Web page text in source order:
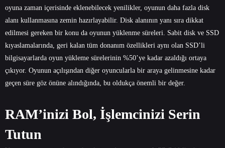
oyuna zaman içerisinde eklenebilecek yenilikler, oyunun daha fazla disk
alanı kullanmasına zemin hazırlayabilir. Disk alanının yanı sıra dikkat
edilmesi gereken bir konu da oyunun yüklenme süreleri. Sabit disk ve SSD
kıyaslamalarında, geri kalan tüm donanım özellikleri aynı olan SSD’li
bilgisayarlarda oyun yükleme sürelerinin %50’ye kadar azaldığı ortaya
çıkıyor. Oyunun açılışından diğer oyuncularla bir araya gelinmesine kadar
geçen süre göz önüne alındığında, bu oldukça önemli bir değer.
RAM’inizi Bol, İşlemcinizi Serin
Tutun